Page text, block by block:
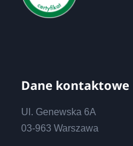
Dane kontaktowe
Ul. Genewska 6A
03-963 Warszawa